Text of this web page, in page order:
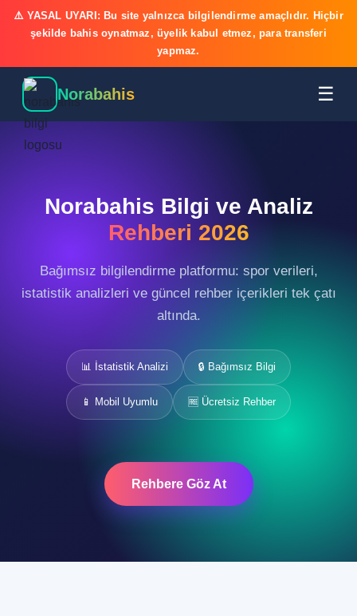
⚠️ YASAL UYARI: Bu site yalnızca bilgilendirme amaçlıdır. Hiçbir
şekilde bahis oynatmaz, üyelik kabul etmez, para transferi
yapmaz.
Norabahis ☰
Norabahis Bilgi ve Analiz
Rehberi 2026
Bağımsız bilgilendirme platformu: spor verileri,
istatistik analizleri ve güncel rehber içerikleri tek çatı
altında.
📊 İstatistik Analizi 🔒 Bağımsız Bilgi
📱 Mobil Uyumlu 🆓 Ücretsiz Rehber
Rehbere Göz At